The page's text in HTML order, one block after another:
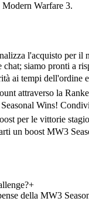
Warfare 3.
l'acquisto per
siamo pronti a
ai tempi dell'ordine
attraverso la
Wins!
per le vittorie
un boost MW3
+
della MW3